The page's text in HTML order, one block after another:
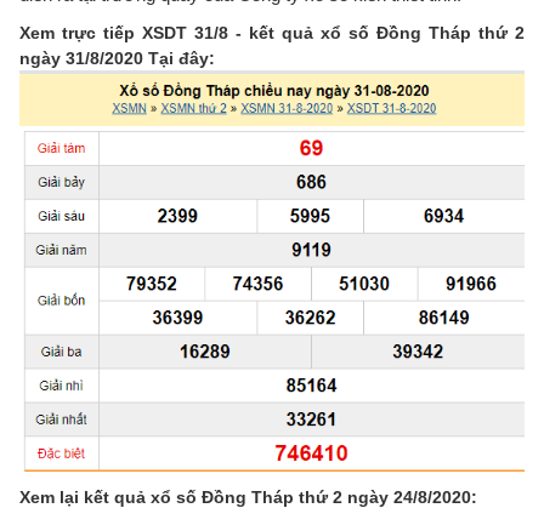
Xem trực tiếp XSDT 31/8 - kết quả xổ số Đồng Tháp thứ 2
ngày 31/8/2020 Tại đây:
Xem lại kết quả xổ số Đồng Tháp thứ 2 ngày 24/8/2020: